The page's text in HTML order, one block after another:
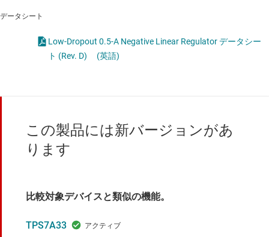
データシート
Low-Dropout 0.5-A Negative Linear Regulator データシー
ト (Rev. D)
(英語)
この製品には新バージョンがあ
ります
比較対象デバイスと類似の機能。
TPS7A33